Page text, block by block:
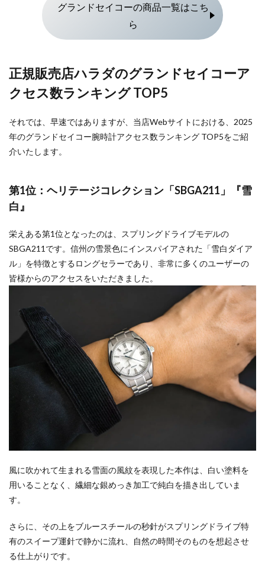
グランドセイコーの商品一覧はこち
ら
正規販売店ハラダのグランドセイコーア
クセス数ランキング TOP5
それでは、早速ではありますが、当店Webサイトにおける、2025
年のグランドセイコー腕時計アクセス数ランキング TOP5をご紹
介いたします。
第1位：ヘリテージコレクション「SBGA211」『雪
白』
栄えある第1位となったのは、スプリングドライブモデルの
SBGA211です。信州の雪景色にインスパイアされた「雪白ダイア
ル」を特徴とするロングセラーであり、非常に多くのユーザーの
皆様からのアクセスをいただきました。
風に吹かれて生まれる雪面の風紋を表現した本作は、白い塗料を
用いることなく、繊細な銀めっき加工で純白を描き出していま
す。
さらに、その上をブルースチールの秒針がスプリングドライブ特
有のスイープ運針で静かに流れ、自然の時間そのものを想起させ
る仕上がりです。